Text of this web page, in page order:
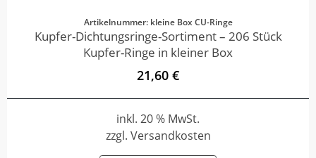
Artikelnummer: kleine Box CU-Ringe
Kupfer-Dichtungsringe-Sortiment – 206 Stück
Kupfer-Ringe in kleiner Box
21,60 €
inkl. 20 % MwSt.
zzgl. Versandkosten